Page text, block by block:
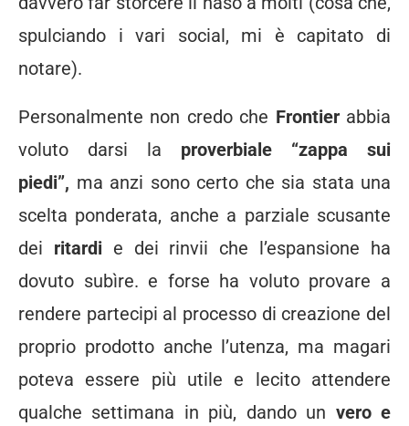
spulciando i vari social, mi è capitato di
notare).
Personalmente non credo che Frontier abbia
voluto darsi la proverbiale “zappa sui
piedi”, ma anzi sono certo che sia stata una
scelta ponderata, anche a parziale scusante
dei ritardi e dei rinvii che l’espansione ha
dovuto subìre. e forse ha voluto provare a
rendere partecipi al processo di creazione del
proprio prodotto anche l’utenza, ma magari
poteva essere più utile e lecito attendere
qualche settimana in più, dando un vero e